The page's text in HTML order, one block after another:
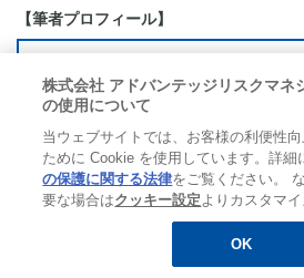
【筆者プロフィール】
株式会社 アドバンテッジリスクマ
の使用について
当ウェブサイトでは、お客様の利便性
ために Cookie を使用しています。詳細
の保護に関する法律をご覧ください。
要な場合はクッキー設定よりカスタマイ
OK